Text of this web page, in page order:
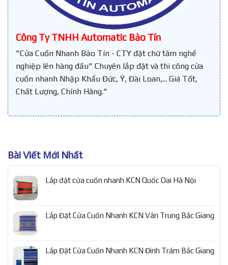
Công Ty TNHH Automatic Bảo Tín
"Cửa Cuốn Nhanh Bảo Tín - CTY đặt chữ tâm nghề
nghiệp lên hàng đầu" Chuyên lắp đặt và thi công cửa
cuốn nhanh Nhập Khẩu Đức, Ý, Đài Loan,... Giá Tốt,
Chất Lượng, Chính Hãng."
Bài Viết Mới Nhất
Lắp đặt cửa cuốn nhanh KCN Quốc Oai Hà Nội
Lắp Đặt Cửa Cuốn Nhanh KCN Vân Trung Bắc Giang
Lắp Đặt Cửa Cuốn Nhanh KCN Đình Trám Bắc Giang